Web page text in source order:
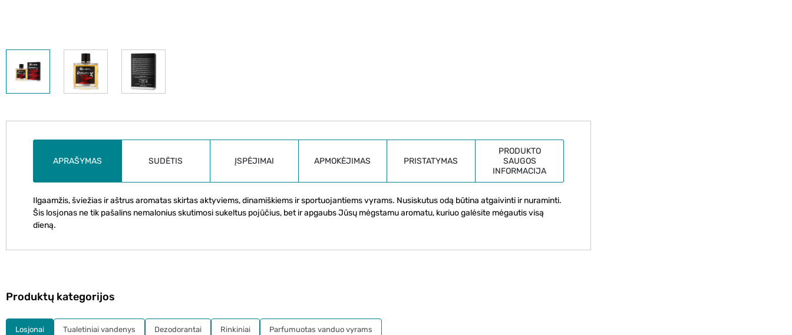
APRAŠYMAS SUDĖTIS ĮSPĖJIMAI APMOKĖJIMAS PRISTATYMAS
PRODUKTO
SAUGOS
INFORMACIJA
Ilgaamžis, šviežias ir aštrus aromatas skirtas aktyviems, dinamiškiems ir sportuojantiems vyrams. Nusiskutus odą būtina atgaivinti ir nuraminti.
Šis losjonas ne tik pašalins nemalonius skutimosi sukeltus pojūčius, bet ir apgaubs Jūsų mėgstamu aromatu, kuriuo galėsite mėgautis visą
dieną.
Produktų kategorijos
Losjonai Tualetiniai vandenys Dezodorantai Rinkiniai Parfumuotas vanduo vyrams